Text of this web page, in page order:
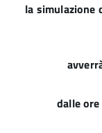
la simulazione
dalle